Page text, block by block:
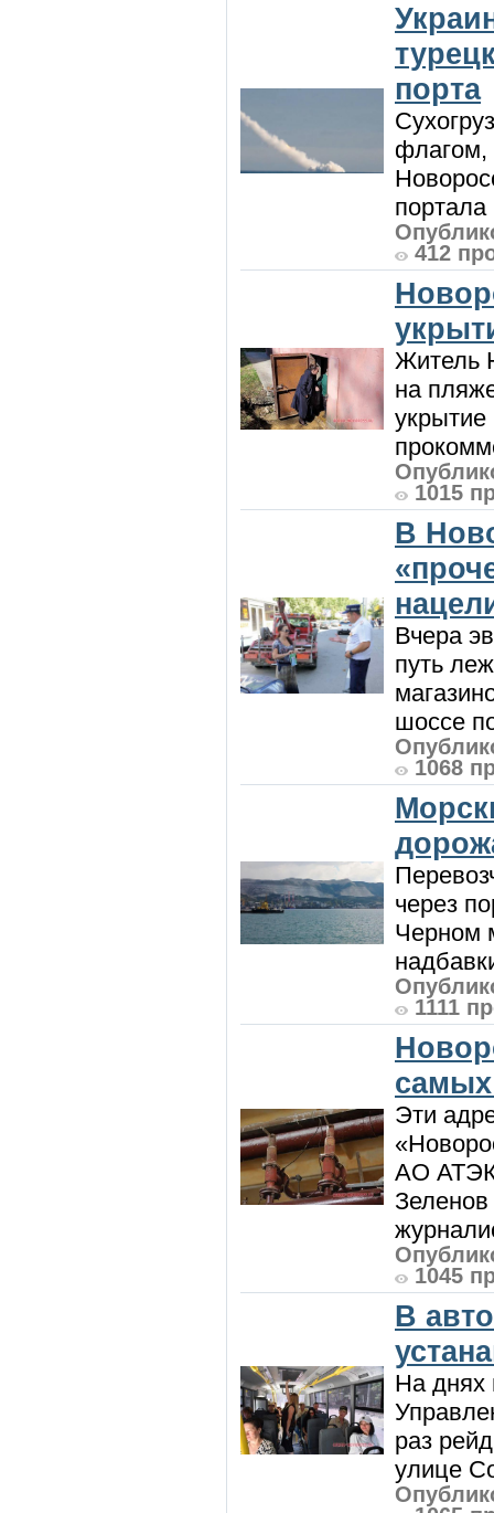
порта
флагом,
412
Житель
на
1015
В
Вчера
путь
шоссе
1068
через
Черном
1111
Эти
АО АТЭК
Зеленов
1045
В
На днях
раз
улице